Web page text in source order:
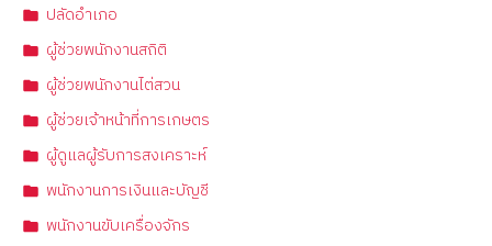
ปลัดอำเภอ
ผู้ช่วยพนักงานสถิติ
ผู้ช่วยพนักงานไต่สวน
ผู้ช่วยเจ้าหน้าที่การเกษตร
ผู้ดูแลผู้รับการสงเคราะห์
พนักงานการเงินและบัญชี
พนักงานขับเครื่องจักร